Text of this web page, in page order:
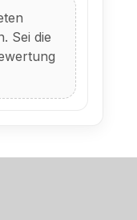
Sei die